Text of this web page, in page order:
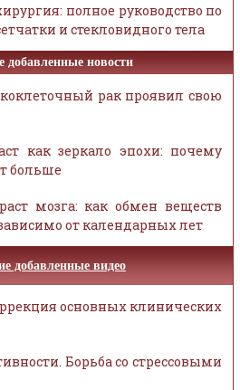
полное руководство по
и стекловидного тела
добавленные новости
рак проявил свою
как зеркало эпохи: почему
больше
мозга: как обмен веществ
от календарных лет
добавленные видео
основных клинических
Борьба со стрессовыми